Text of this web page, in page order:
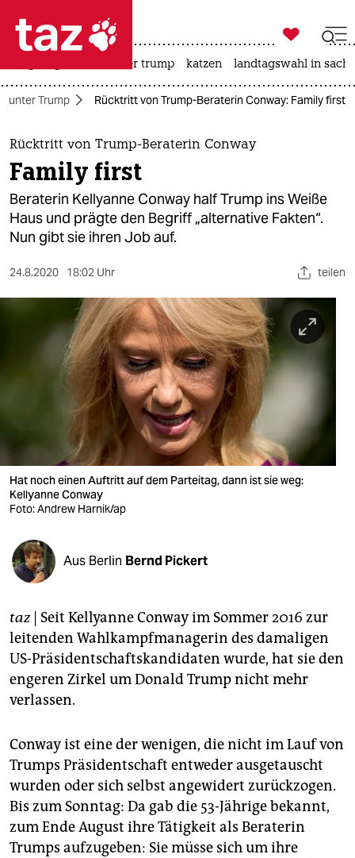
 taz zahl ich
taz zahl ich
themen
politik
öko
gesellschaft
wahrheit
verlag
verlag
shop
fragen & hilfe
unterstützen
abo
genossenschaft

taz zahl ich
usa unter trump katzen landtagswahl in
unter Trump Rücktritt von Trump-Beraterin Conway: Family first
Rücktritt von Trump-Beraterin Conway
Family first
Beraterin Kellyanne Conway half Trump ins Weiße
Haus und prägte den Begriff „alternative Fakten“.
Nun gibt sie ihren Job auf.
24.8.2020 18:02 Uhr teilen
Hat noch einen Auftritt auf dem Parteitag, dann ist sie weg:
Kellyanne Conway
Foto: Andrew Harnik/ap
Aus Berlin Bernd Pickert
taz| Seit Kellyanne Conway im Sommer 2016 zur
leitenden Wahlkampfmanagerin des damaligen
US-Präsidentschaftskandidaten wurde, hat sie den
engeren Zirkel um Donald Trump nicht mehr
verlassen.
Conway ist eine der wenigen, die nicht im Lauf von
Trumps Präsidentschaft entweder ausgetauscht
wurden oder sich selbst angewidert zurückzogen.
Bis zum Sonntag: Da gab die 53-Jährige bekannt,
zum Ende August ihre Tätigkeit als Beraterin
Trumps aufzugeben: Sie müsse sich um ihre